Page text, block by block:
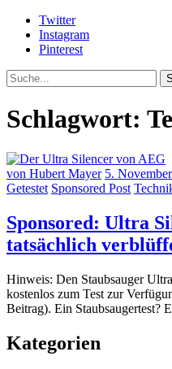
Twitter
Instagram
Pinterest
Suche
Schlagwort:
von Hubert Mayer 5.
Getestet Sponsored Post
Sponsored: Ultra
tatsächlich
Hinweis: Den Staubsauger
kostenlos zum Test zur
Beitrag). Ein Staubsaugertest?
Kategorien